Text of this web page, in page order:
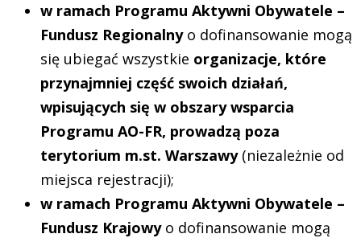
w ramach Programu Aktywni Obywatele –
Fundusz Regionalnyo dofinansowanie mogą
się ubiegać wszystkie organizacje, które
przynajmniej część swoich działań,
wpisujących się w obszary wsparcia
Programu AO-FR, prowadzą poza
terytorium m.st. Warszawy(niezależnie od
miejsca rejestracji);
w ramach Programu Aktywni Obywatele –
Fundusz Krajowyo dofinansowanie mogą